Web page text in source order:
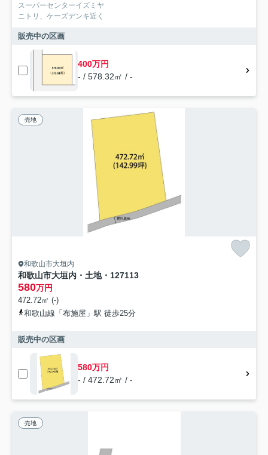
スーパーセンターイズミヤ
ニトリ、ケーズデンキ近く
販売中の区画
400万円
- / 578.32㎡ / -
売地
和歌山市大垣内
和歌山市大垣内・土地・127113
580万円
472.72㎡ (-)
和歌山線「布施屋」駅 徒歩25分
販売中の区画
580万円
- / 472.72㎡ / -
売地